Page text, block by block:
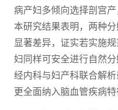
病产妇多倾向选择剖宫产
本研究结果表明，两种
显著差异，证实若实施
妇同样可安全进行自然
经内科与妇产科联合解析
更全面纳入脑血管疾病特